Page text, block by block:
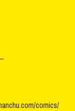
comics/